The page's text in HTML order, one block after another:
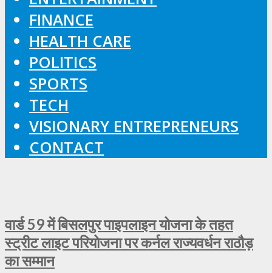
FINANCE
HEALTH CARE
POLITICS
SPORTS
TECH
VISIONARY ENTREPRENEURS
CONTACT
वार्ड 59 में बिसलपुर पाइपलाइन योजना के तहत
स्ट्रीट लाइट परियोजना पर कर्नल राज्यवर्धन राठौड़
का सम्मान